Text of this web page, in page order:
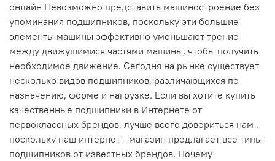
онлайн Невозможно представить машиностроение без
упоминания подшипников, поскольку эти большие
элементы машины эффективно уменьшают трение
между движущимися частями машины, чтобы получить
необходимое движение. Сегодня на рынке существует
несколько видов подшипников, различающихся по
назначению, форме и нагрузке. Если вы хотите купить
качественные подшипники в Интернете от
первоклассных брендов, лучше всего довериться нам ,
поскольку наш интернет - магазин предлагает все типы
подшипников от известных брендов. Почему